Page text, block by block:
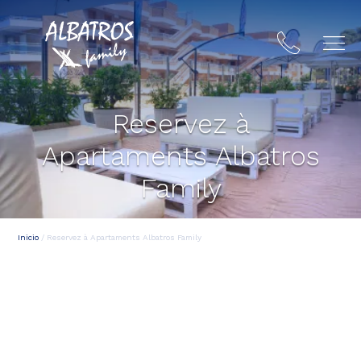
Reservez à
Apartaments Albatros
Family
Inicio / Reservez à Apartaments Albatros Family